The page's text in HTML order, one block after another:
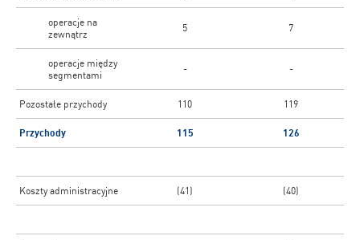
operacje na
zewnątrz
5 7
operacje między
segmentami
- -
Pozostałe przychody 110 119
Przychody 115 126
Koszty administracyjne (41) (40)